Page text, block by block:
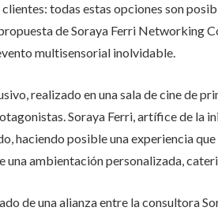
todas estas opciones son
de Soraya Ferri Networking
multisensorial inolvidable.
realizado en una sala de cine de
Soraya Ferri, artífice de la
haciendo posible una experiencia
una ambientación personalizada,
de una alianza entre la consultora